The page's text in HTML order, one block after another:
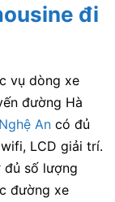
đi
vụ dòng xe
đường Hà
An có đủ
LCD giải trí.
đủ số lượng
đường xe